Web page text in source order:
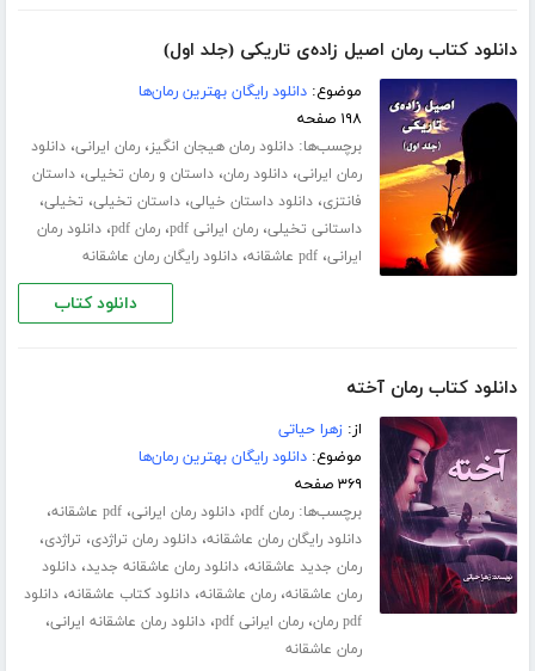
دانلود کتاب رمان اصیل زاده‌ی تاریکی (جلد اول)
موضوع:دانلود رایگان بهترین رمان‌ها
۱۹۸ صفحه
برچسب‌ها:دانلود رمان هیجان انگیز،رمان ایرانی،دانلود
رمان ایرانی،دانلود رمان،داستان و رمان تخیلی،داستان
فانتزی،دانلود داستان خیالی،داستان تخیلی، تخیلی،
داستانی تخیلی،رمان ایرانی pdf ،رمان pdf ،دانلود رمان
ایرانی،pdf عاشقانه ،دانلود رایگان رمان عاشقانه
دانلود کتاب
دانلود کتاب رمان آخته
از:زهرا حیاتی
موضوع:دانلود رایگان بهترین رمان‌ها
۳۶۹ صفحه
برچسب‌ها:رمان pdf ،دانلود رمان ایرانی،pdf عاشقانه ،
دانلود رایگان رمان عاشقانه،دانلود رمان تراژدی، تراژدی،
رمان جدید عاشقانه،دانلود رمان عاشقانه جدید،دانلود
رمان عاشقانه،رمان عاشقانه،دانلود کتاب عاشقانه،دانلود
pdf رمان
،رمان ایرانی pdf ،دانلود رمان عاشقانه ایرانی،
رمان عاشقانه